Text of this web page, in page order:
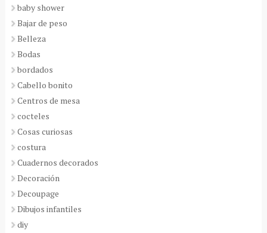
baby shower
Bajar de peso
Belleza
Bodas
bordados
Cabello bonito
Centros de mesa
cocteles
Cosas curiosas
costura
Cuadernos decorados
Decoración
Decoupage
Dibujos infantiles
diy